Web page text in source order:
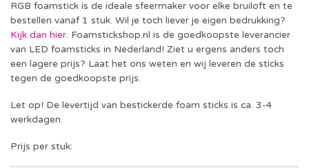
RGB foamstick is de ideale sfeermaker voor elke bruiloft en te
bestellen vanaf 1 stuk. Wil je toch liever je eigen bedrukking?
Kijk dan hier. Foamstickshop.nl is de goedkoopste leverancier
van LED foamsticks in Nederland! Ziet u ergens anders toch
een lagere prijs? Laat het ons weten en wij leveren de sticks
tegen de goedkoopste prijs.
Let op! De levertijd van bestickerde foam sticks is ca. 3-4
werkdagen.
Prijs per stuk: